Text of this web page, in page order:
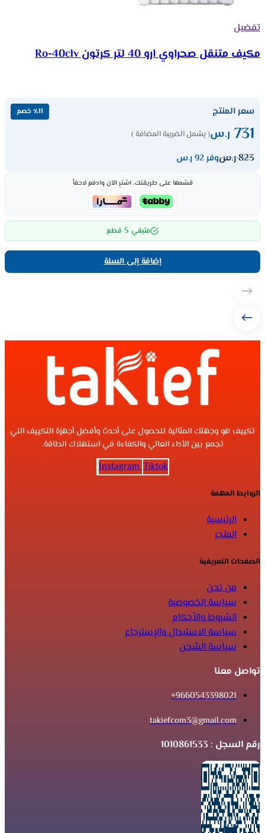
تفضيل
مكيف متنقل صحراوي ارو 40 لتر كرتون Ro-40clv
سعر المنتج ٪11 خصم
731 ر.س( يشمل الضريبة المضافة )
823ر.سوفر 92 ر.س
قسّمها على طريقتك، اشترِ الآن وادفع لاحقاً
متبقي 5 قطع
إضافة إلى السلة
تكييف هو وجهتك المثالية للحصول على أحدث وأفضل أجهزة التكييف التي
تجمع بين الأداء العالي والكفاءة في استهلاك الطاقة.
Instagram Tiktok
الروابط المهمة
الرئيسية
المتجر
الصفحات التعريفية
من نحن
سياسة الخصوصية
الشروط والأحكام
سياسة الاستبدال والإسترجاع
سياسة الشحن
تواصل معنا
9660543398021+
takiefcom3@gmail.com
رقم السجل : 1010861533